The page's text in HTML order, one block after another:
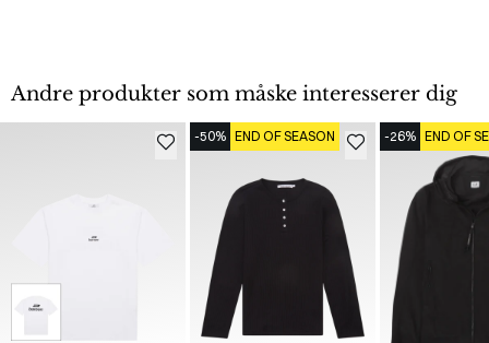
Andre produkter som måske interesserer dig
-50% END OF SEASON -26% END OF